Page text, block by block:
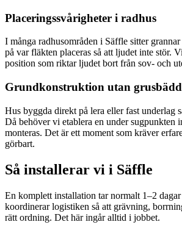
Placeringssvårigheter i radhus
I många radhusområden i Säffle sitter
på var fläkten placeras så att ljudet inte stör.
position som riktar ljudet bort från sov- och
Grundkonstruktion utan grusbädd
Hus byggda direkt på lera eller fast underlag
Då behöver vi etablera en under sugpunkten
monteras. Det är ett moment som kräver
görbart.
Så installerar vi i Säffle
En komplett installation tar normalt 1–2
koordinerar logistiken så att grävning,
rätt ordning. Det här ingår alltid i jobbet.